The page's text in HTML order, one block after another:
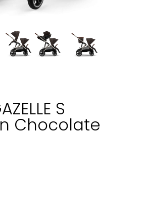
S
Chocolate
Mærker